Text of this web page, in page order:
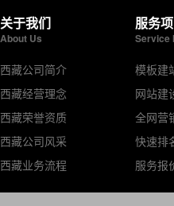
关于我们
About Us
西藏公司简介
西藏经营理念
西藏荣誉资质
西藏公司风采
西藏业务流程
服务
Service
模板建
网站建
全网营
快速排
服务报